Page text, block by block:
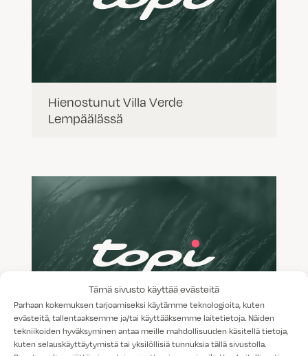
Tämä sivusto käyttää evästeitä
Parhaan kokemuksen tarjoamiseksi käytämme teknologioita, kuten
evästeitä, tallentaaksemme ja/tai käyttääksemme laitetietoja. Näiden
tekniikoiden hyväksyminen antaa meille mahdollisuuden käsitellä tietoja,
kuten selauskäyttäytymistä tai yksilöllisiä tunnuksia tällä sivustolla.
Hienostunut Villa Verde
Lempäälässä